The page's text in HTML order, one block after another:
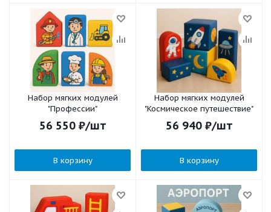
Набор мягких модулей
"Профессии"
56 550₽/шт
В корзину
Набор мягких модулей
"Космическое путешествие"
56 940₽/шт
В корзину